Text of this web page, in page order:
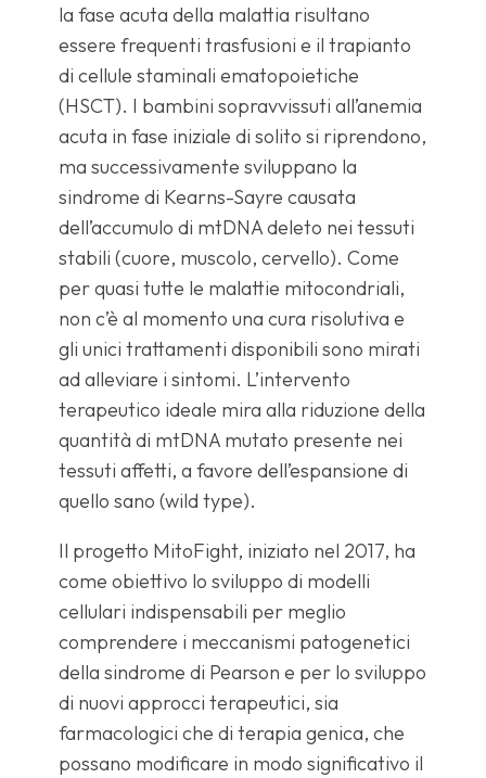
la fase acuta della malattia risultano
essere frequenti trasfusioni e il trapianto
di cellule staminali ematopoietiche
(HSCT). I bambini sopravvissuti all’anemia
acuta in fase iniziale di solito si riprendono,
ma successivamente sviluppano la
sindrome di Kearns-Sayre causata
dell’accumulo di mtDNA deleto nei tessuti
stabili (cuore, muscolo, cervello). Come
per quasi tutte le malattie mitocondriali,
non c’è al momento una cura risolutiva e
gli unici trattamenti disponibili sono mirati
ad alleviare i sintomi. L’intervento
terapeutico ideale mira alla riduzione della
quantità di mtDNA mutato presente nei
tessuti affetti, a favore dell’espansione di
quello sano (wild type).
Il progetto MitoFight, iniziato nel 2017, ha
come obiettivo lo sviluppo di modelli
cellulari indispensabili per meglio
comprendere i meccanismi patogenetici
della sindrome di Pearson e per lo sviluppo
di nuovi approcci terapeutici, sia
farmacologici che di terapia genica, che
possano modificare in modo significativo il